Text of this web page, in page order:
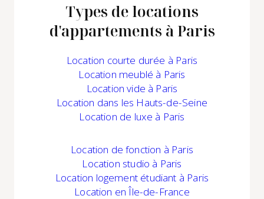
Types de locations
d'appartements à Paris
Location courte durée à Paris
Location meublé à Paris
Locationvide à Paris
Location dans les Hauts-de-Seine
Location de luxe à Paris
Location de fonction à Paris
Location studio à Paris
Location logement étudiant à Paris
Location en Île-de-France